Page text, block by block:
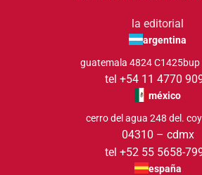
la editorial
argentina
guatemala 4824 C1425bup
tel +54 11 4770
méxico
cerro del agua 248 del.
04310 – cdmx
tel +52 55 5658-
españa